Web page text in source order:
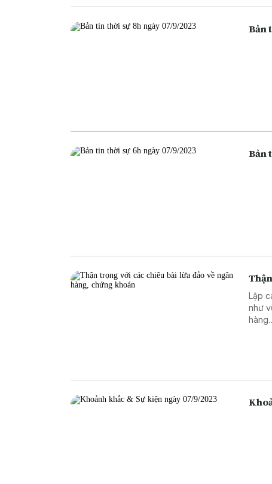
Bản
Bản
Lập
như